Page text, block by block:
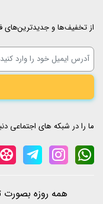
از تخفیف‌ها و جدیدترین‌های
ما را در شبکه های اجتماعی
همه روزه